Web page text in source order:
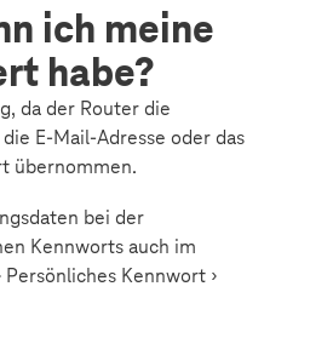
ich meine
habe?
da der Router die
E-Mail-Adresse oder das
übernommen.
bei der
Kennworts auch im
Kennwort ›